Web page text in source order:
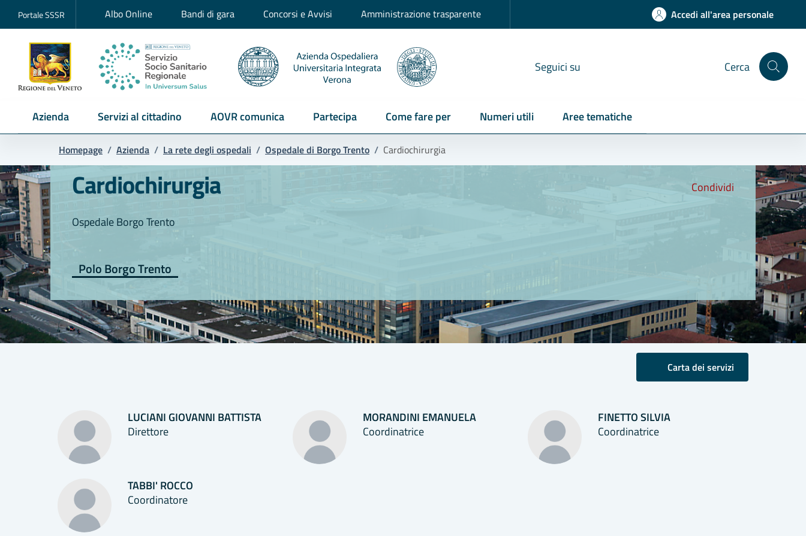
Portale SSSR Albo Online Bandi di gara Concorsi e Avvisi Amministrazione trasparente Accedi all'area personale
Seguici su Cerca
Azienda Servizi al cittadino AOVR comunica Partecipa Come fare per Numeri utili Aree tematiche
Homepage / Azienda / La rete degli ospedali / Ospedale di Borgo Trento / Cardiochirurgia
Condividi
Cardiochirurgia
Ospedale Borgo Trento
Polo Borgo Trento
Carta dei servizi
LUCIANI GIOVANNI BATTISTA
Direttore
MORANDINI EMANUELA
Coordinatrice
FINETTO SILVIA
Coordinatrice
TABBI' ROCCO
Coordinatore